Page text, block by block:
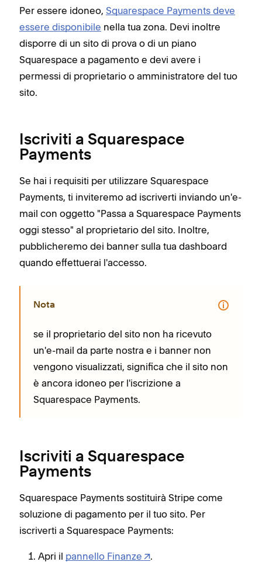
Per essere idoneo, Squarespace Payments deve
essere disponibile nella tua zona. Devi inoltre
disporre di un sito di prova o di un piano
Squarespace a pagamento e devi avere i
permessi di proprietario o amministratore del tuo
sito.
Iscriviti a Squarespace
Payments
Se hai i requisiti per utilizzare Squarespace
Payments, ti inviteremo ad iscriverti inviando un'e-
mail con oggetto "Passa a Squarespace Payments
oggi stesso" al proprietario del sito. Inoltre,
pubblicheremo dei banner sulla tua dashboard
quando effettuerai l'accesso.
Nota
se il proprietario del sito non ha ricevuto
un'e-mail da parte nostra e i banner non
vengono visualizzati, significa che il sito non
è ancora idoneo per l'iscrizione a
Squarespace Payments.
Iscriviti a Squarespace
Payments
Squarespace Payments sostituirà Stripe come
soluzione di pagamento per il tuo sito. Per
iscriverti a Squarespace Payments:
Apri il pannello Finanze
.